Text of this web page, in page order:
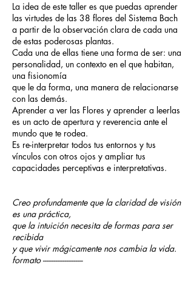
La idea de este taller es que puedas aprender
las virtudes de las 38 flores del Sistema Bach
a partir de la observación clara de cada una
de estas poderosas plantas.
Cada una de ellas tiene una forma de ser: una
personalidad, un contexto en el que habitan,
una fisionomía
que le da forma, una manera de relacionarse
con las demás.
Aprender a ver las Flores y aprender a leerlas
es un acto de apertura y reverencia ante el
mundo que te rodea.
Es re-interpretar todos tus entornos y tus
vínculos con otros ojos y ampliar tus
capacidades perceptivas e interpretativas.
Creo profundamente que la claridad de visión
es una práctica,
que la intuición necesita de formas para ser
recibida
y que vivir mágicamente nos cambia la vida.
formato ----------------------